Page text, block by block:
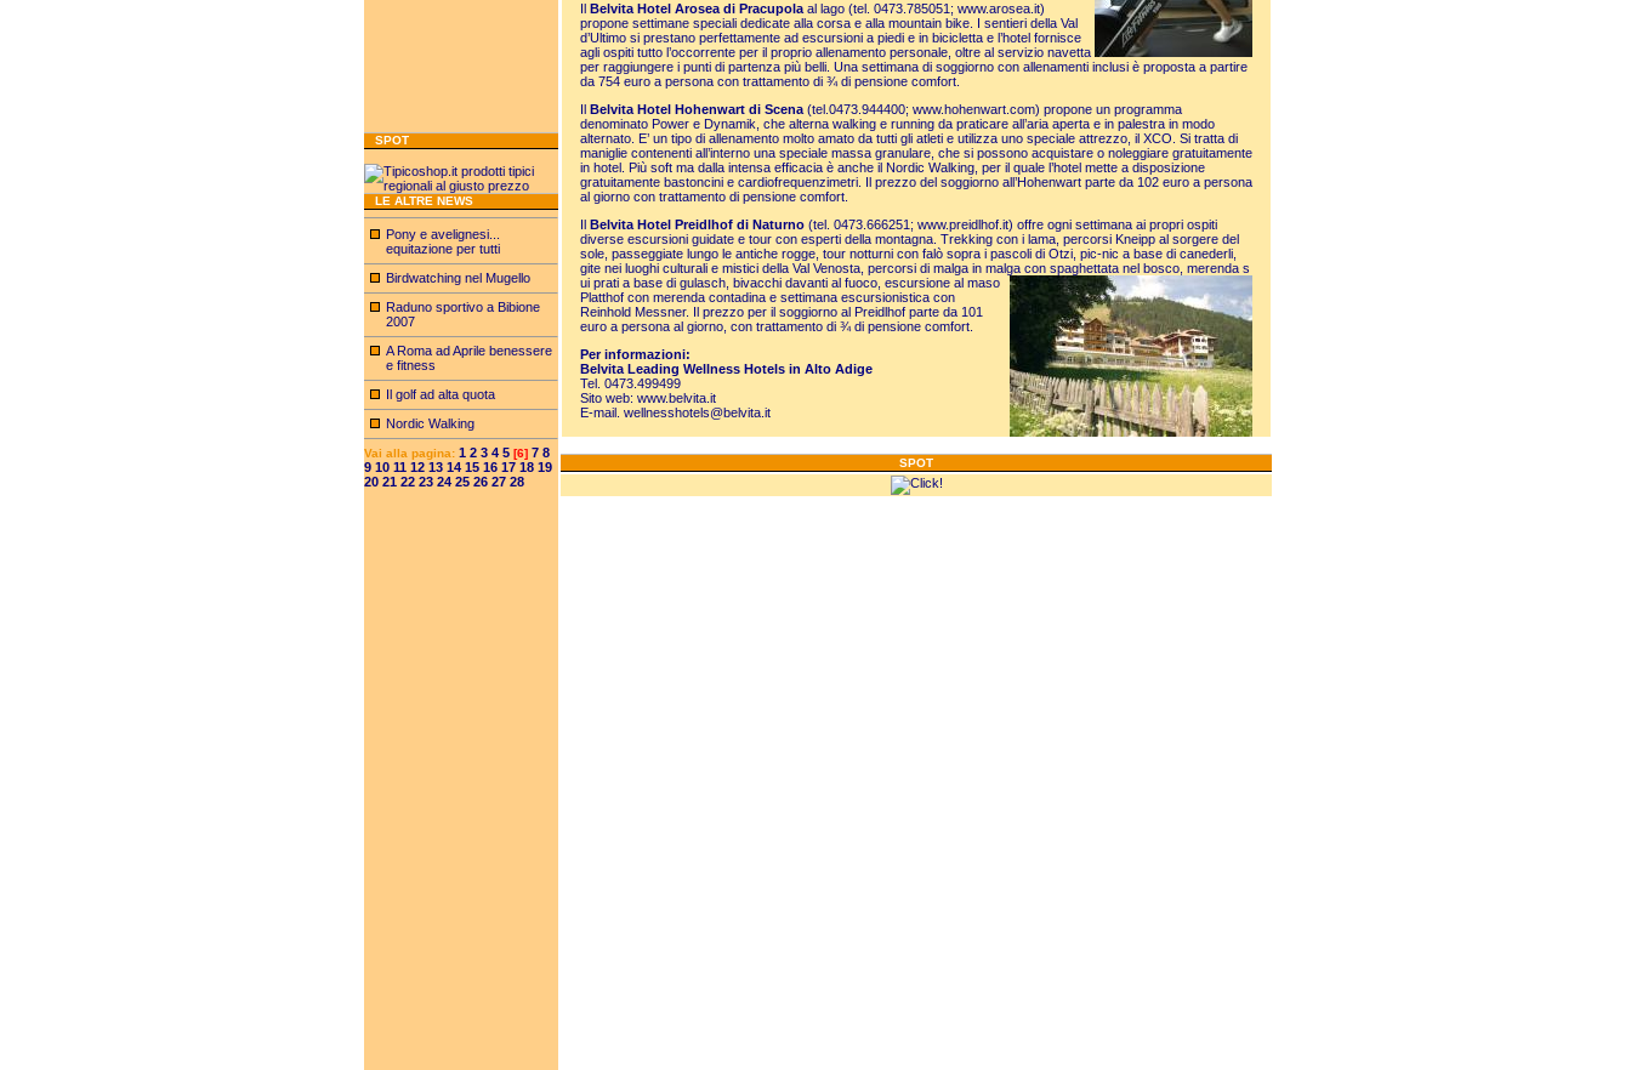
SPOT
LE ALTRE NEWS
Pony e avelignesi...
equitazione per tutti
Birdwatching nel Mugello
Raduno sportivo a Bibione
2007
A Roma ad Aprile benessere
e fitness
Il golf ad alta quota
Nordic Walking
Vai alla pagina: 1 2 3 4 5 [6] 7 8
9 10 11 12 13 14 15 16 17 18 19
20 21 22 23 24 25 26 27 28
Il Belvita Hotel Arosea di Pracupola al lago (tel. 0473.785051; www.arosea.it)
propone settimane speciali dedicate alla corsa e alla mountain bike. I sentieri della Val
d’Ultimo si prestano perfettamente ad escursioni a piedi e in bicicletta e l’hotel fornisce
agli ospiti tutto l’occorrente per il proprio allenamento personale, oltre al servizio navetta
per raggiungere i punti di partenza più belli. Una settimana di soggiorno con allenamenti inclusi è proposta a partire
da 754 euro a persona con trattamento di ¾ di pensione comfort.
Il Belvita Hotel Hohenwart di Scena (tel.0473.944400; www.hohenwart.com) propone un programma
denominato Power e Dynamik, che alterna walking e running da praticare all’aria aperta e in palestra in modo
alternato. E’ un tipo di allenamento molto amato da tutti gli atleti e utilizza uno speciale attrezzo, il XCO. Si tratta di
maniglie contenenti all’interno una speciale massa granulare, che si possono acquistare o noleggiare gratuitamente
in hotel. Più soft ma dalla intensa efficacia è anche il Nordic Walking, per il quale l’hotel mette a disposizione
gratuitamente bastoncini e cardiofrequenzimetri. Il prezzo del soggiorno all’Hohenwart parte da 102 euro a persona
al giorno con trattamento di pensione comfort.
Il Belvita Hotel Preidlhof di Naturno (tel. 0473.666251; www.preidlhof.it) offre ogni settimana ai propri ospiti
diverse escursioni guidate e tour con esperti della montagna. Trekking con i lama, percorsi Kneipp al sorgere del
sole, passeggiate lungo le antiche rogge, tour notturni con falò sopra i pascoli di Otzi, pic-nic a base di canederli,
gite nei luoghi culturali e mistici della Val Venosta, percorsi di malga in malga con spaghettata nel bosco, merenda s
ui prati a base di gulasch, bivacchi davanti al fuoco, escursione al maso
Platthof con merenda contadina e settimana escursionistica con
Reinhold Messner. Il prezzo per il soggiorno al Preidlhof parte da 101
euro a persona al giorno, con trattamento di ¾ di pensione comfort.
Per informazioni:
Belvita Leading Wellness Hotels in Alto Adige
Tel. 0473.499499
Sito web: www.belvita.it
E-mail. wellnesshotels@belvita.it
SPOT